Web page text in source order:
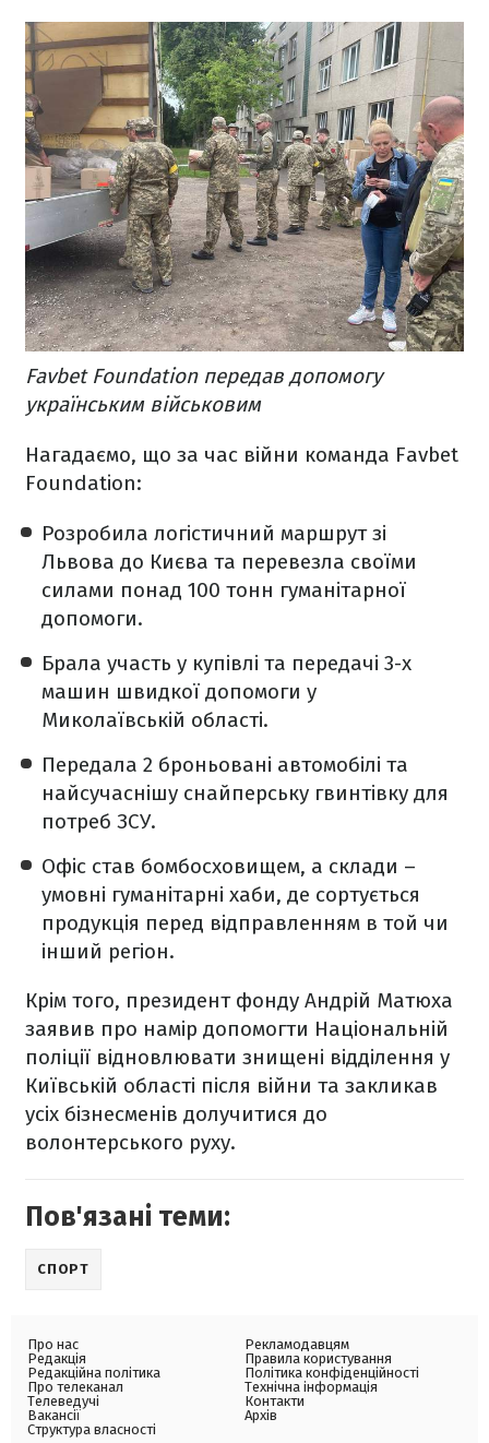
Favbet Foundation передав допомогу
українським військовим
Нагадаємо, що за час війни команда Favbet
Foundation:
Розробила логістичний маршрут зі
Львова до Києва та перевезла своїми
силами понад 100 тонн гуманітарної
допомоги.
Брала участь у купівлі та передачі 3-х
машин швидкої допомоги у
Миколаївській області.
Передала 2 броньовані автомобілі та
найсучаснішу снайперську гвинтівку для
потреб ЗСУ.
Офіс став бомбосховищем, а склади –
умовні гуманітарні хаби, де сортується
продукція перед відправленням в той чи
інший регіон.
Крім того, президент фонду Андрій Матюха
заявив про намір допомогти Національній
поліції відновлювати знищені відділення у
Київській області після війни та закликав
усіх бізнесменів долучитися до
волонтерського руху.
Пов'язані теми:
СПОРТ
Про нас
Редакція
Редакційна політика
Про телеканал
Телеведучі
Вакансії
Структура власності
Рекламодавцям
Правила користування
Політика конфіденційності
Технічна інформація
Контакти
Архів